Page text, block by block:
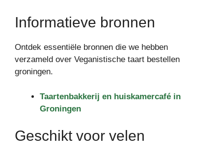
Informatieve bronnen
Ontdek essentiële bronnen die we hebben
verzameld over Veganistische taart bestellen
groningen.
Taartenbakkerij en huiskamercafé in
Groningen
Geschikt voor velen